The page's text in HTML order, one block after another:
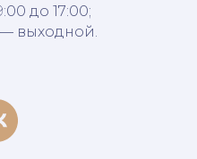
до 17:00;
выходной.